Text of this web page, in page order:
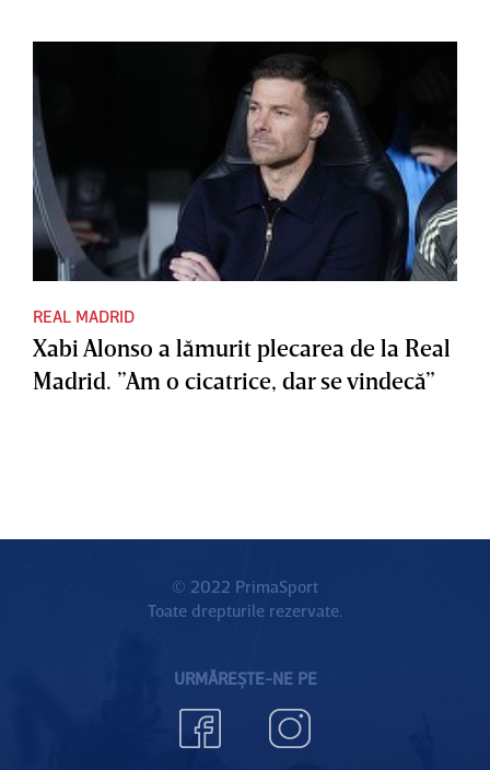
REAL MADRID
Xabi Alonso a lămurit plecarea de la Real
Madrid. ”Am o cicatrice, dar se vindecă”
© 2022 PrimaSport
Toate drepturile rezervate.
URMĂREȘTE-NE PE